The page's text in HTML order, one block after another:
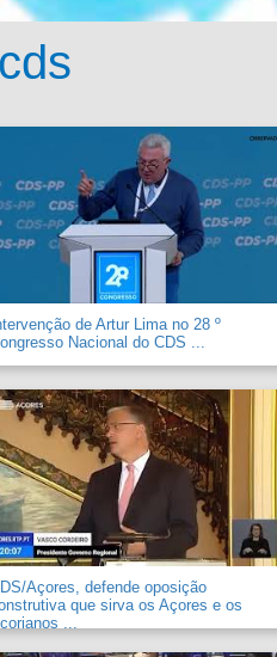
de Artur Lima no 28 º
Nacional do CDS ...
Açores, defende oposição
que sirva os Açores e os
...